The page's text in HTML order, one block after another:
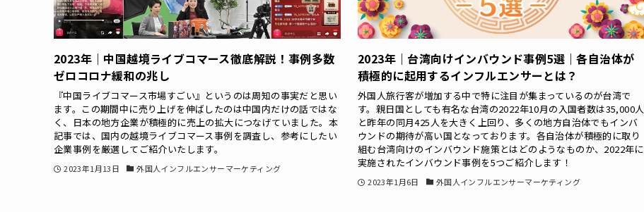
2023年｜中国越境ライブコマース徹底解説！事例多数
ゼロコロナ緩和の兆し
『中国ライブコマース市場すごい』というのは周知の事実だと思い
ます。この期間中に売り上げを伸ばしたのは中国内だけの話ではな
く、日本の地方企業が積極的に売上の拡大につなげていました。本
記事では、国内の越境ライブコマース事例を調査し、参考にしたい
企業事例を厳選してご紹介いたします。
2023年1月13日 外国人インフルエンサーマーケティング
2023年｜台湾向けインバウンド事例5選｜各自治体が
積極的に起用するインフルエンサーとは？
外国人旅行客が増加する中で特に注目が集まっているのが台湾で
す。親日国としても有名な台湾の2022年10月の入国者数は35,000人
と昨年の同月425人を大きく上回り、多くの地方自治体でもインバ
ウンドの期待が高い国となっております。各自治体が積極的に取り
組む台湾向けのインバウンド施策とはどのようなものか、2022年に
実施されたインバウンド事例を5つご紹介します！
2023年1月6日 外国人インフルエンサーマーケティング